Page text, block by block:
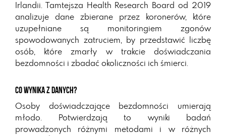
Irlandii. Tamtejsza Health Research Board od 2019
analizuje dane zbierane przez koronerów, które
uzupełniane są monitoringiem zgonów
spowodowanych zatruciem, by przedstawić liczbę
osób, które zmarły w trakcie doświadczania
bezdomności i zbadać okoliczności ich śmierci.
Co wynika z danych?
Osoby doświadczające bezdomności umierają
młodo. Potwierdzają to wyniki badań
prowadzonych różnymi metodami i w różnych